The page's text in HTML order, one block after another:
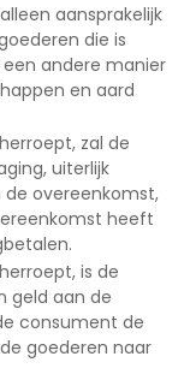
aansprakelijk
die is
andere manier
en aard
zal de
uiterlijk
overeenkomst,
heeft
is de
geld aan de
consument de
goederen naar